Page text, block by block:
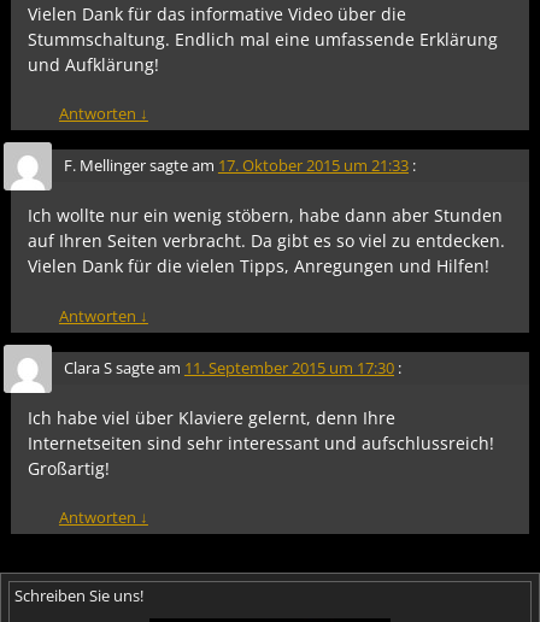
Vielen Dank für das informative Video über die
Stummschaltung. Endlich mal eine umfassende Erklärung
und Aufklärung!
Antworten ↓
F. Mellingersagte am 17. Oktober 2015 um 21:33 :
Ich wollte nur ein wenig stöbern, habe dann aber Stunden
auf Ihren Seiten verbracht. Da gibt es so viel zu entdecken.
Vielen Dank für die vielen Tipps, Anregungen und Hilfen!
Antworten ↓
Clara Ssagte am 11. September 2015 um 17:30 :
Ich habe viel über Klaviere gelernt, denn Ihre
Internetseiten sind sehr interessant und aufschlussreich!
Großartig!
Antworten ↓
Schreiben Sie uns!